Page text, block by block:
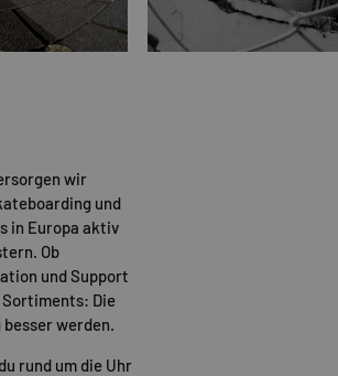
wir
und
in Europa aktiv
Ob
und Support
Die
werden.
rund um die Uhr